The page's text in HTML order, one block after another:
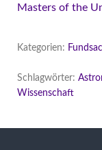
Masters of the
Kategorien:
Schlagwörter:
Wissenschaft